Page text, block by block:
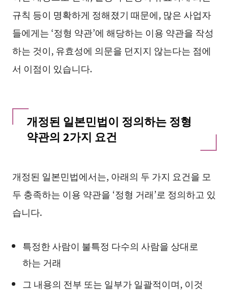
규칙 등이 명확하게 정해졌기 때문에, 많은 사업자
들에게는 ‘정형 약관’에 해당하는 이용 약관을 작성
하는 것이, 유효성에 의문을 던지지 않는다는 점에
서 이점이 있습니다.
개정된 일본민법이 정의하는 정형
약관의 2가지 요건
개정된 일본민법에서는, 아래의 두 가지 요건을 모
두 충족하는 이용 약관을 ‘정형 거래’로 정의하고 있
습니다.
특정한 사람이 불특정 다수의 사람을 상대로
하는 거래
그 내용의 전부 또는 일부가 일괄적이며, 이것